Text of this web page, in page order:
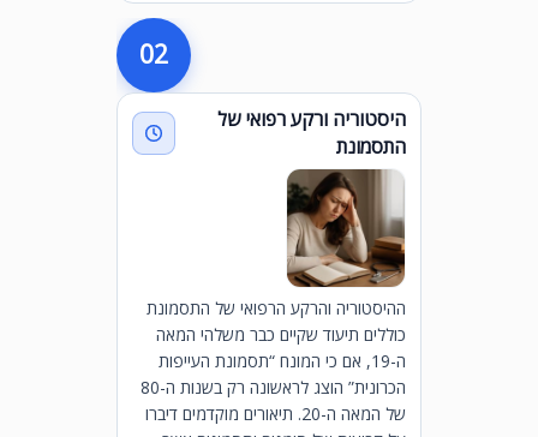
02
היסטוריה ורקע רפואי של
התסמונת
ההיסטוריה והרקע הרפואי של התסמונת
כוללים תיעוד שקיים כבר משלהי המאה
ה-19, אם כי המונח “תסמונת העייפות
הכרונית” הוצג לראשונה רק בשנות ה-80
של המאה ה-20. תיאורים מוקדמים דיברו